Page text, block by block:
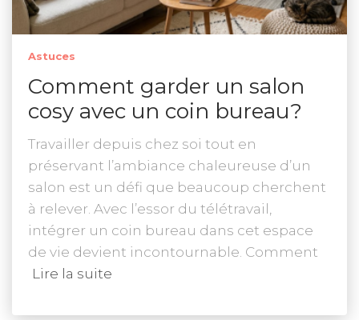
Astuces
Comment garder un salon
cosy avec un coin bureau?
Travailler depuis chez soi tout en
préservant l’ambiance chaleureuse d’un
salon est un défi que beaucoup cherchent
à relever. Avec l’essor du télétravail,
intégrer un coin bureau dans cet espace
de vie devient incontournable. Comment
Lire la suite